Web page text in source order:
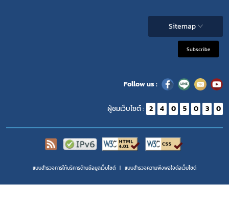
Sitemap
Subscribe
Follow us :
ผู้ชมเว็บไซต์ : 2 4 0 5 0 3 0
แบบสำรวจการให้บริการด้านข้อมูลเว็บไซต์ แบบสำรวจความพีงพอใจต่อเว็บไซต์